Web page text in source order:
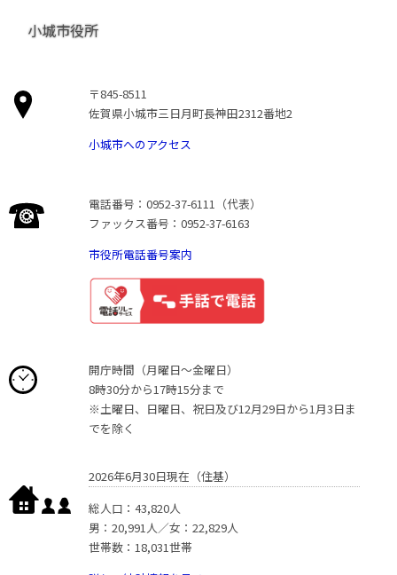
小城市役所
〒845-8511
佐賀県小城市三日月町長神田2312番地2
小城市へのアクセス
電話番号：0952-37-6111（代表）
ファックス番号：0952-37-6163
市役所電話番号案内
開庁時間（月曜日〜金曜日）
8時30分から17時15分まで
※土曜日、日曜日、祝日及び12月29日から1月3日ま
でを除く
2026年6月30日現在（住基）
総人口：43,820人
男：20,991人／女：22,829人
世帯数：18,031世帯